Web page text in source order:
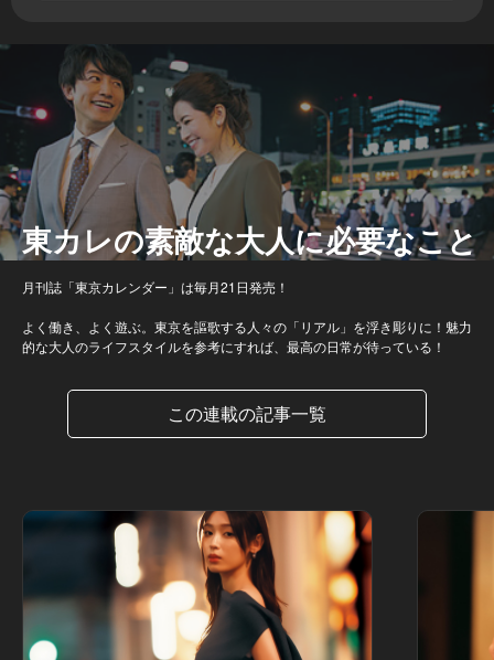
東カレの素敵な大人に必要なこと
月刊誌「東京カレンダー」は毎月21日発売！
よく働き、よく遊ぶ。東京を謳歌する人々の「リアル」を浮き彫りに！魅力
的な大人のライフスタイルを参考にすれば、最高の日常が待っている！
この連載の記事一覧